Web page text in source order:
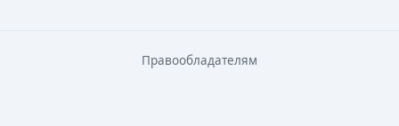
Правообладателям